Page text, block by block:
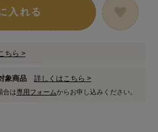
入れる
ちら >
象商品 詳しくはこちら >
合は専用フォームからお申し込みください。